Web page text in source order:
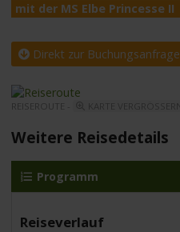
Schiffe
Über uns
Suche
mit der MS Elbe Princesse II
Direkt zur Buchungsanfrage
REISEROUTE -
Weitere Reisedetails
Programm
Reiseverlauf